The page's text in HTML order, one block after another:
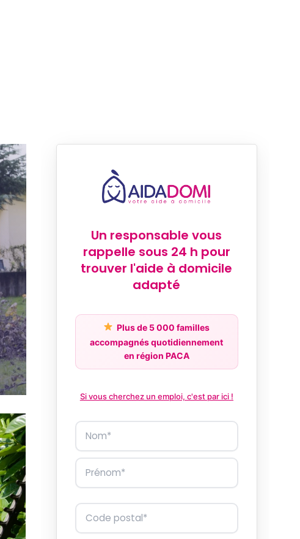
Un responsable vous
rappelle sous 24 h pour
trouver l'aide à domicile
adapté
Plus de 5 000 familles
accompagnés quotidiennement
en région PACA
Si vous cherchez un emploi, c'est par ici !